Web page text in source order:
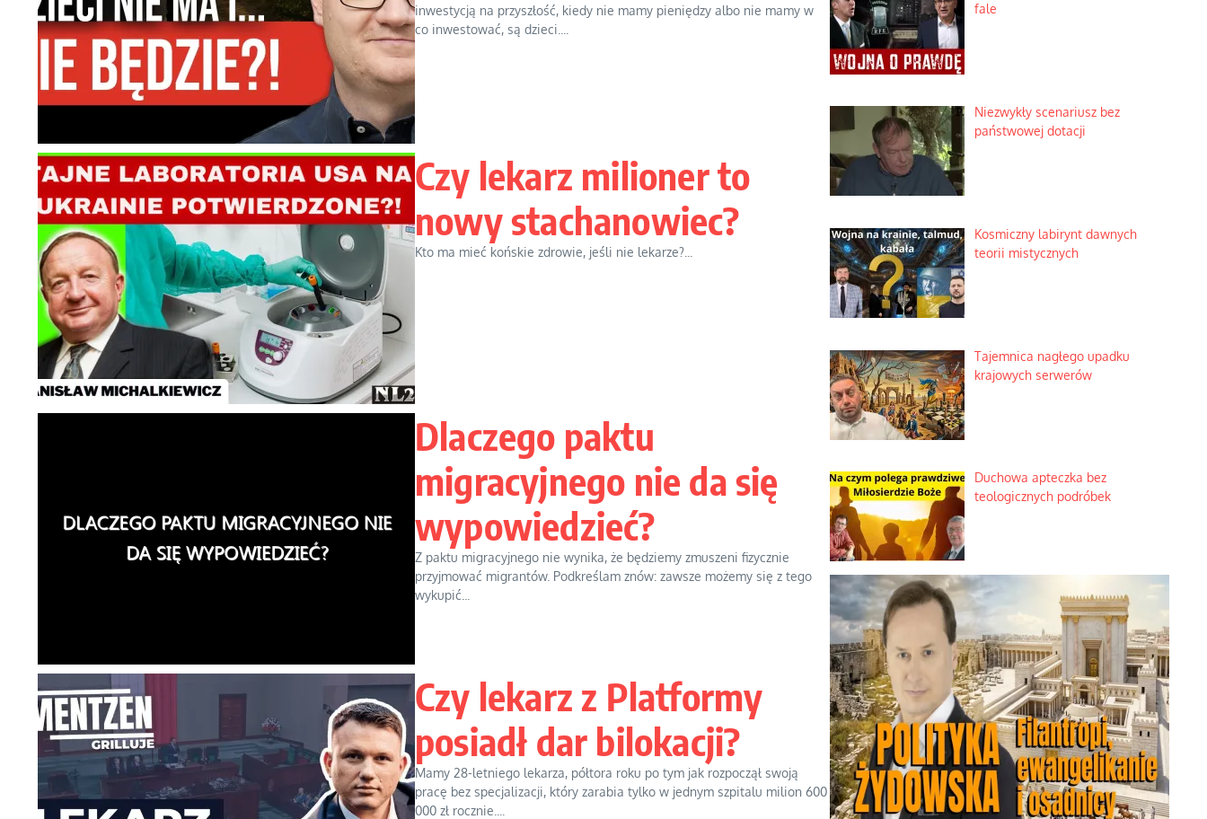
inwestycją na przyszłość, kiedy nie mamy pieniędzy albo nie mamy w
co inwestować, są dzieci....
Czy lekarz milioner to
nowy stachanowiec?
Kto ma mieć końskie zdrowie, jeśli nie lekarze?...
Dlaczego paktu
migracyjnego nie da się
wypowiedzieć?
Z paktu migracyjnego nie wynika, że będziemy zmuszeni fizycznie
przyjmować migrantów. Podkreślam znów: zawsze możemy się z tego
wykupić...
Czy lekarz z Platformy
posiadł dar bilokacji?
Mamy 28-letniego lekarza, półtora roku po tym jak rozpoczął swoją
pracę bez specjalizacji, który zarabia tylko w jednym szpitalu milion 600
000 zł rocznie....
fale
Niezwykły scenariusz bez
państwowej dotacji
Kosmiczny labirynt dawnych
teorii mistycznych
Tajemnica nagłego upadku
krajowych serwerów
Duchowa apteczka bez
teologicznych podróbek